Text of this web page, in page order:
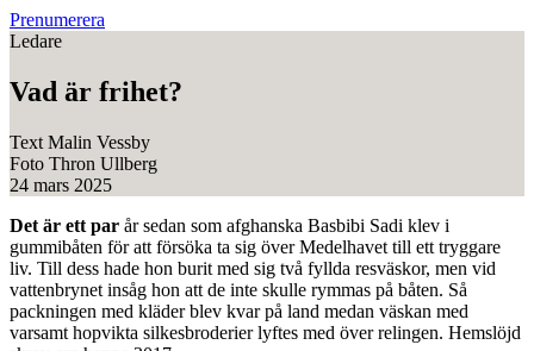
Prenumerera
Ledare
Vad är frihet?
Text Malin Vessby
Foto Thron Ullberg
24 mars 2025
Det är ett par år sedan som afghanska Basbibi Sadi klev i
gummibåten för att försöka ta sig över Medelhavet till ett tryggare
liv. Till dess hade hon burit med sig två fyllda resväskor, men vid
vattenbrynet insåg hon att de inte skulle rymmas på båten. Så
packningen med kläder blev kvar på land medan väskan med
varsamt hopvikta silkesbroderier lyftes med över relingen. Hemslöjd